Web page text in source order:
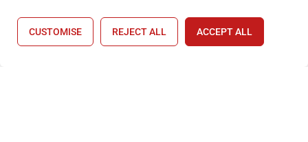
EMPIEZA AHORA
CUSTOMISE REJECT ALL ACCEPT ALL